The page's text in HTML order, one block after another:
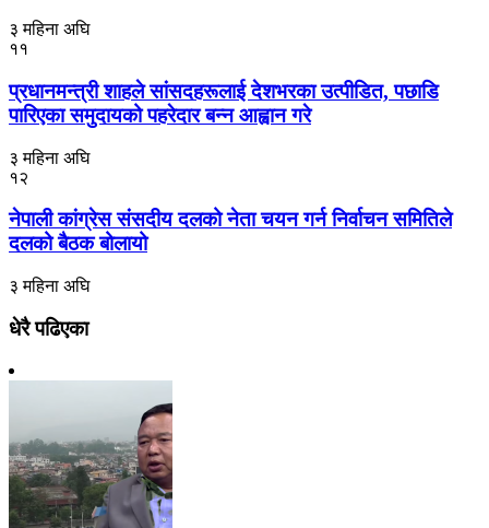
३ महिना अघि
११
प्रधानमन्त्री शाहले सांसदहरूलाई देशभरका उत्पीडित, पछाडि
पारिएका समुदायको पहरेदार बन्न आह्वान गरे
३ महिना अघि
१२
नेपाली कांग्रेस संसदीय दलको नेता चयन गर्न निर्वाचन समितिले
दलको बैठक बोलायो
३ महिना अघि
धेरै पढिएका